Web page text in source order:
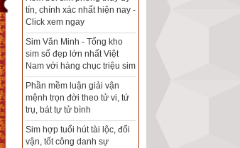
Tổng kho sim phong thủy -
Sim hợp tuổi - Sim hợp
Xem bói sim phong thủy
theo khoa học tử vi, tứ trụ
chính xác nhất
Mua sim Thần tài, Thần tài
theo bạn! Giao sim miễn phí